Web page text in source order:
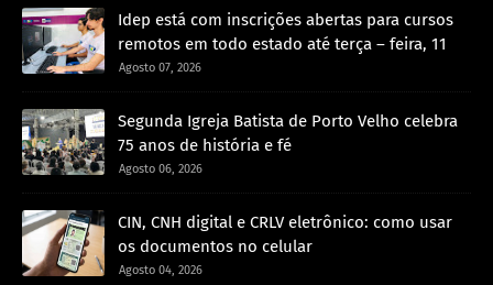
Idep está com inscrições abertas para cursos
remotos em todo estado até terça – feira, 11
Agosto 07, 2026
Segunda Igreja Batista de Porto Velho celebra
75 anos de história e fé
Agosto 06, 2026
CIN, CNH digital e CRLV eletrônico: como usar
os documentos no celular
Agosto 04, 2026